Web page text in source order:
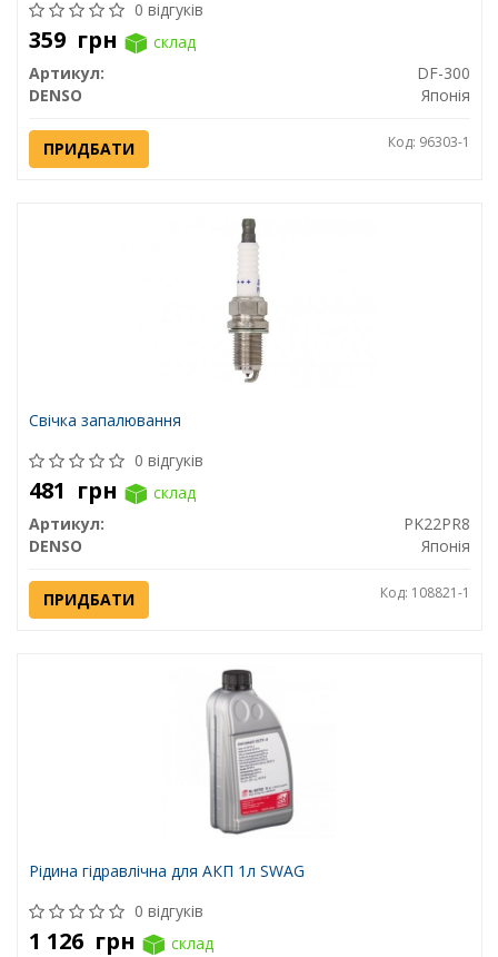
0 відгуків
359 грн
склад
Артикул:
DF-300
DENSO
Японія
ПРИДБАТИ Код: 96303-1
Свічка запалювання
0 відгуків
481 грн
склад
Артикул:
PK22PR8
DENSO
Японія
ПРИДБАТИ Код: 108821-1
Рідина гідравлічна для АКП 1л SWAG
0 відгуків
1 126 грн
склад